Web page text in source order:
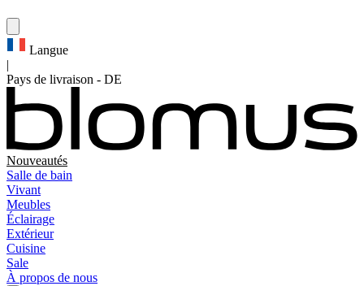
Langue
|
Pays de livraison - DE
Nouveautés
Salle de bain
Vivant
Meubles
Éclairage
Extérieur
Cuisine
Sale
À propos de nous